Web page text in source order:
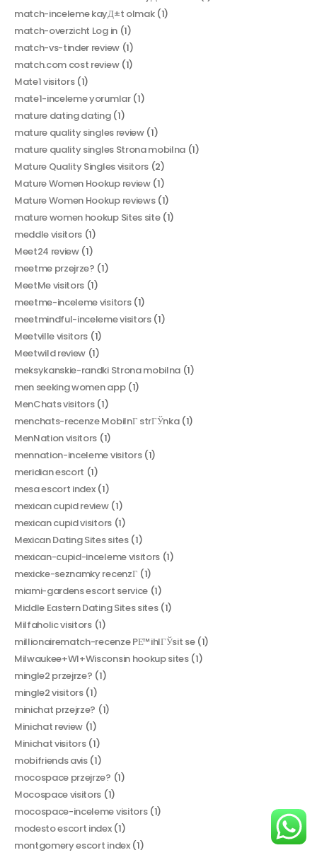
match-inceleme kayД±t olmak(1)
match-overzicht Log in(1)
match-vs-tinder review(1)
match.com cost review(1)
Mate1 visitors(1)
mate1-inceleme yorumlar(1)
mature dating dating(1)
mature quality singles review(1)
mature quality singles Strona mobilna(1)
Mature Quality Singles visitors(2)
Mature Women Hookup review(1)
Mature Women Hookup reviews(1)
mature women hookup Sites site(1)
meddle visitors (1)
Meet24 review(1)
meetme przejrze? (1)
MeetMe visitors (1)
meetme-inceleme visitors(1)
meetmindful-inceleme visitors(1)
Meetville visitors (1)
Meetwild review (1)
meksykanskie-randki Strona mobilna(1)
men seeking women app(1)
MenChats visitors(1)
menchats-recenze MobilnГ­ strГЎnka(1)
MenNation visitors (1)
mennation-inceleme visitors(1)
meridian escort (1)
mesa escort index(1)
mexican cupid review(1)
mexican cupid visitors(1)
Mexican Dating Sites sites(1)
mexican-cupid-inceleme visitors(1)
mexicke-seznamky recenzГ­ (1)
miami-gardens escort service(1)
Middle Eastern Dating Sites sites(1)
Milfaholic visitors(1)
millionairematch-recenze PЕ™ihlГЎsit se(1)
Milwaukee+WI+Wisconsin hookup sites(1)
mingle2 przejrze? (1)
mingle2 visitors(1)
minichat przejrze? (1)
Minichat review (1)
Minichat visitors(1)
mobifriends avis(1)
mocospace przejrze? (1)
Mocospace visitors (1)
mocospace-inceleme visitors(1)
modesto escort index(1)
montgomery escort index(1)